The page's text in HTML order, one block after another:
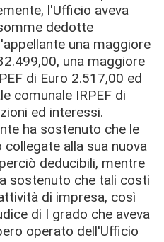
l'Ufficio aveva
dedotte
una maggiore
una maggiore
di Euro 2.517,00 ed
comunale IRPEF di
ed interessi.
ha sostenuto che le
alla sua nuova
deducibili, mentre
sostenuto che tali costi
di impresa, così
di I grado che aveva
operato dell'Ufficio